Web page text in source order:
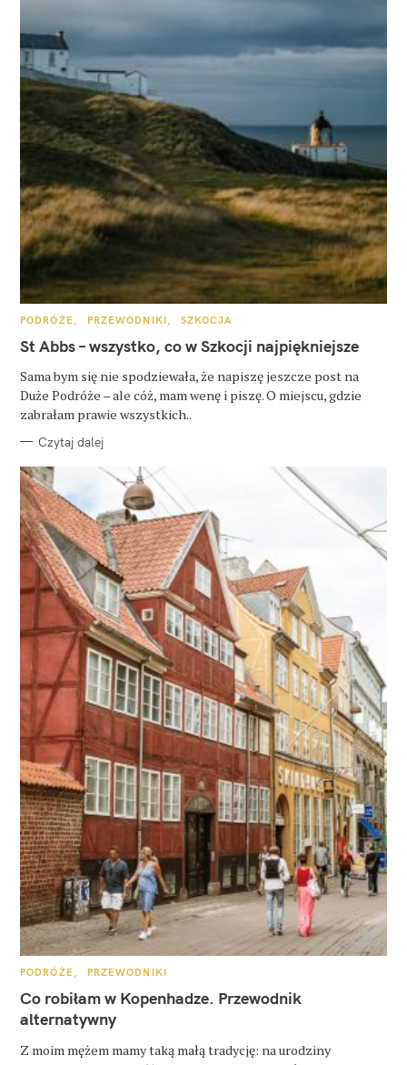
K
T
E
O
R
I
PODRÓŻE PRZEWODNIKI SZKOCJA
St Abbs – wszystko, co w Szkocji najpiękniejsze
Sama bym się nie spodziewała, że napiszę jeszcze post na
Duże Podróże – ale cóż, mam wenę i piszę. O miejscu, gdzie
zabrałam prawie wszystkich..
Czytaj dalej
K
T
E
G
O
I
E
PODRÓŻE PRZEWODNIKI
Co robiłam w Kopenhadze. Przewodnik
alternatywny
Z moim mężem mamy taką małą tradycję: na urodziny